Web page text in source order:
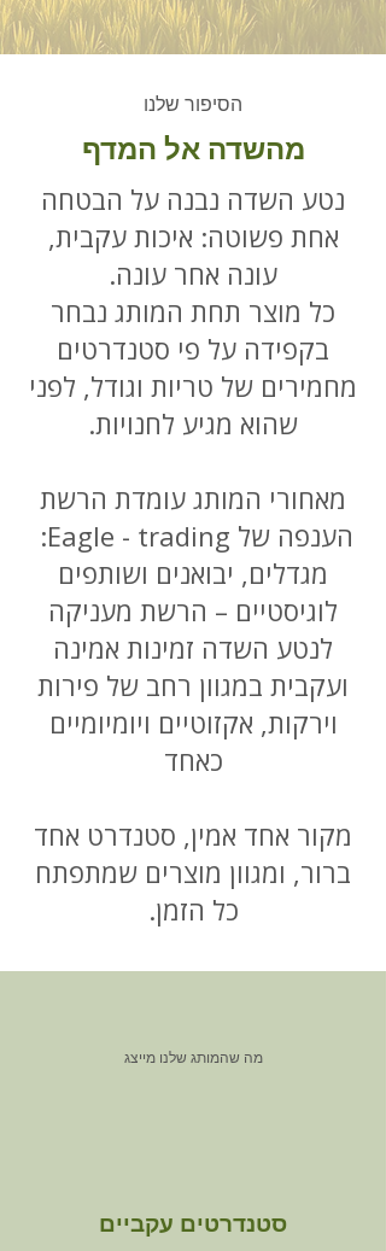
הסיפור שלנו
מהשדה אל המדף
נטע השדה נבנה על הבטחה
אחת פשוטה: איכות עקבית,
עונה אחר עונה.
כל מוצר תחת המותג נבחר
בקפידה על פי סטנדרטים
מחמירים של טריות וגודל, לפני
שהוא מגיע לחנויות.
מאחורי המותג עומדת הרשת
הענפה של Eagle - trading:
מגדלים, יבואנים ושותפים
לוגיסטיים – הרשת מעניקה
לנטע השדה זמינות אמינה
ועקבית במגוון רחב של פירות
וירקות, אקזוטיים ויומיומיים
כאחד
מקור אחד אמין, סטנדרט אחד
ברור, ומגוון מוצרים שמתפתח
כל הזמן.
מה שהמותג שלנו מייצג
סטנדרטים עקביים